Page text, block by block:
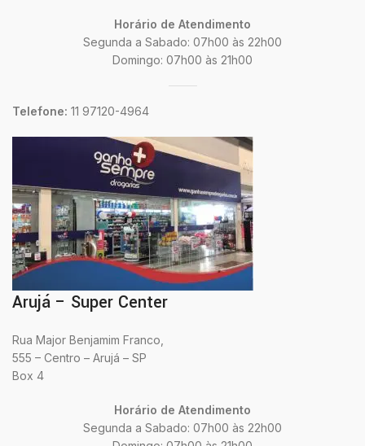
Horário de Atendimento
Segunda a Sabado: 07h00 às 22h00
Domingo: 07h00 às 21h00
Telefone: 11 97120-4964
Arujá – Super Center
Rua Major Benjamim Franco,
555 – Centro – Arujá – SP
Box 4
Horário de Atendimento
Segunda a Sabado: 07h00 às 22h00